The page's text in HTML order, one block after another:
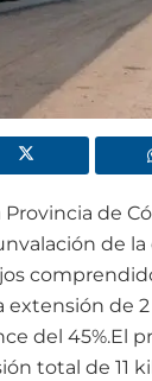
de
de
extensión de
del 45%.El
total de 11